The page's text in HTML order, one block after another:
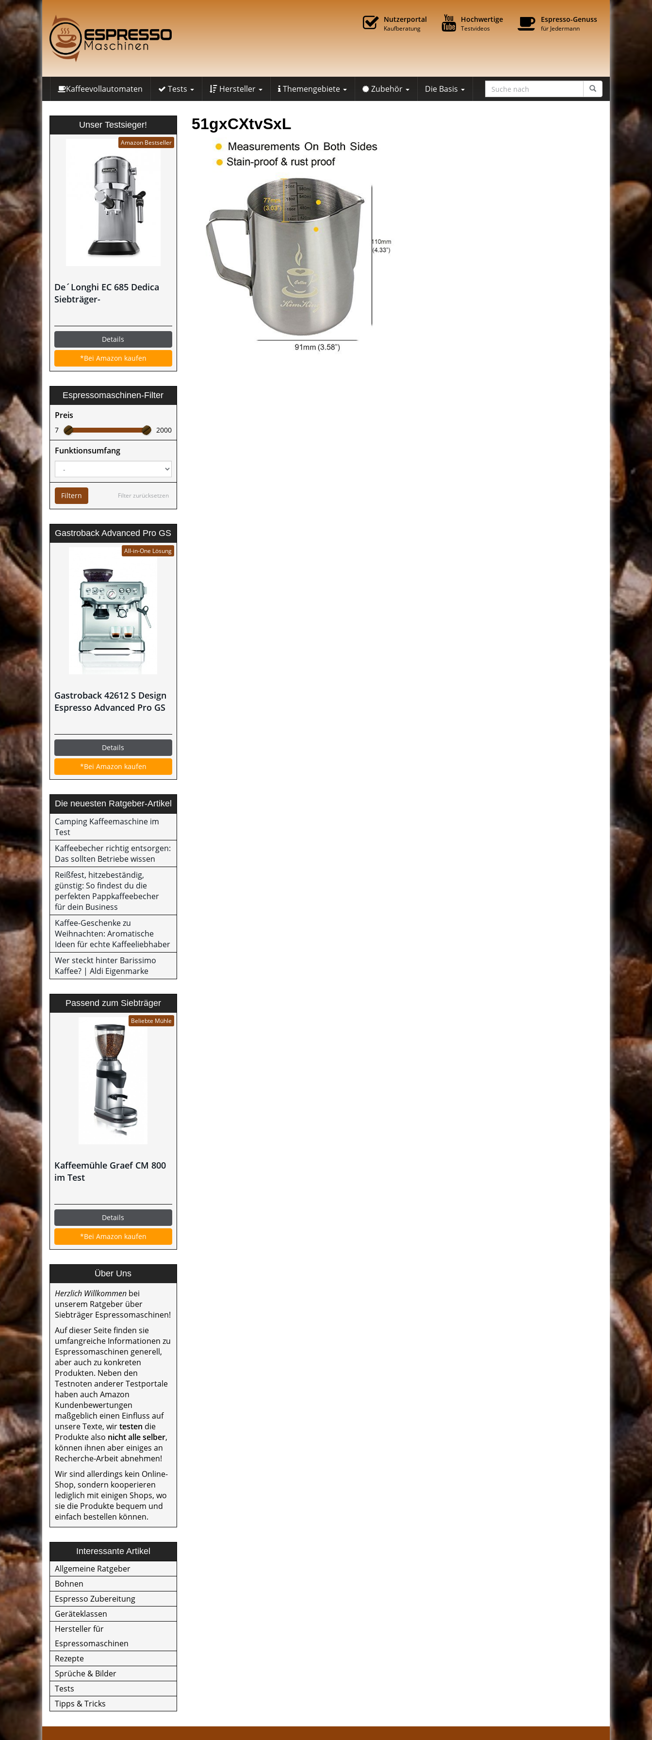
Skip
to
main
content
Nutzerportal
Kaufberatung
Hochwertige
Testvideos
Espresso-Genuss
für Jedermann
Kaffeevollautomaten Tests Hersteller Themengebiete Zubehör Die Basis
51gxCXtvSxL
Unser Testsieger!
Amazon Bestseller
De´Longhi EC 685 Dedica
Siebträger-
Details
*Bei Amazon kaufen
Espressomaschinen-Filter
Preis
7 2000
Funktionsumfang
Filter zurücksetzen
Filtern
Gastroback Advanced Pro GS
All-in-One Lösung
Gastroback 42612 S Design
Espresso Advanced Pro GS
Details
*Bei Amazon kaufen
Die neuesten Ratgeber-Artikel
Camping Kaffeemaschine im
Test
Kaffeebecher richtig entsorgen:
Das sollten Betriebe wissen
Reißfest, hitzebeständig,
günstig: So findest du die
perfekten Pappkaffeebecher
für dein Business
Kaffee-Geschenke zu
Weihnachten: Aromatische
Ideen für echte Kaffeeliebhaber
Wer steckt hinter Barissimo
Kaffee? | Aldi Eigenmarke
Passend zum Siebträger
Beliebte Mühle
Kaffeemühle Graef CM 800
im Test
Details
*Bei Amazon kaufen
Über Uns
Herzlich Willkommen bei
unserem Ratgeber über
Siebträger Espressomaschinen!
Auf dieser Seite finden sie
umfangreiche Informationen zu
Espressomaschinen generell,
aber auch zu konkreten
Produkten. Neben den
Testnoten anderer Testportale
haben auch Amazon
Kundenbewertungen
maßgeblich einen Einfluss auf
unsere Texte, wirtesten die
Produkte also nicht alle selber,
können ihnen aber einiges an
Recherche-Arbeit abnehmen!
Wir sind allerdings kein Online-
Shop, sondern kooperieren
lediglich mit einigen Shops, wo
sie die Produkte bequem und
einfach bestellen können.
Interessante Artikel
Allgemeine Ratgeber
Bohnen
Espresso Zubereitung
Geräteklassen
Hersteller für
Espressomaschinen
Rezepte
Sprüche & Bilder
Tests
Tipps & Tricks